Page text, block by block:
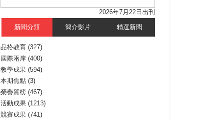
2026年7月22日出刊
新聞分類 簡介影片 精選新聞
品格教育 (327)
國際兩岸 (400)
教學成果 (594)
本期焦點 (3)
榮譽賀榜 (467)
活動成果 (1213)
競賽成果 (741)